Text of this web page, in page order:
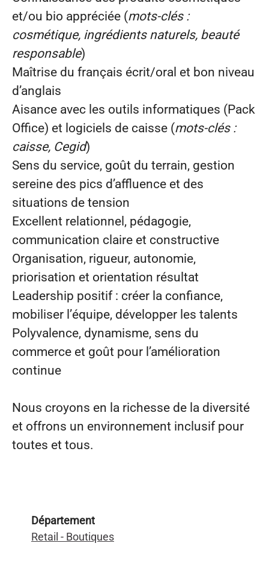
et/ou bio appréciée (mots‑clés :
cosmétique, ingrédients naturels, beauté
responsable)
Maîtrise du français écrit/oral et bon niveau
d’anglais
Aisance avec les outils informatiques (Pack
Office) et logiciels de caisse (mots‑clés :
caisse, Cegid)
Sens du service, goût du terrain, gestion
sereine des pics d’affluence et des
situations de tension
Excellent relationnel, pédagogie,
communication claire et constructive
Organisation, rigueur, autonomie,
priorisation et orientation résultat
Leadership positif : créer la confiance,
mobiliser l’équipe, développer les talents
Polyvalence, dynamisme, sens du
commerce et goût pour l’amélioration
continue
Nous croyons en la richesse de la diversité
et offrons un environnement inclusif pour
toutes et tous.
Département
Retail - Boutiques